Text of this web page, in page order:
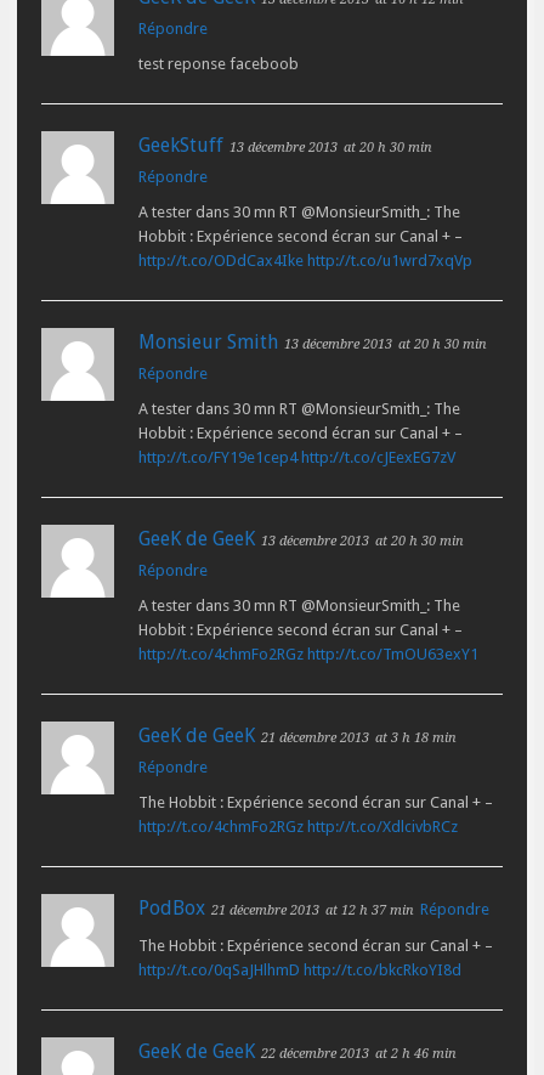
Répondre
test reponse faceboob
GeekStuff 13 décembre 2013 at 20 h 30 min
Répondre
A tester dans 30 mn RT @MonsieurSmith_: The
Hobbit : Expérience second écran sur Canal + –
http://t.co/ODdCax4Ike http://t.co/u1wrd7xqVp
Monsieur Smith 13 décembre 2013 at 20 h 30 min
Répondre
A tester dans 30 mn RT @MonsieurSmith_: The
Hobbit : Expérience second écran sur Canal + –
http://t.co/FY19e1cep4 http://t.co/cJEexEG7zV
GeeK de GeeK 13 décembre 2013 at 20 h 30 min
Répondre
A tester dans 30 mn RT @MonsieurSmith_: The
Hobbit : Expérience second écran sur Canal + –
http://t.co/4chmFo2RGz http://t.co/TmOU63exY1
GeeK de GeeK 21 décembre 2013 at 3 h 18 min
Répondre
The Hobbit : Expérience second écran sur Canal + –
http://t.co/4chmFo2RGz http://t.co/XdlcivbRCz
PodBox 21 décembre 2013 at 12 h 37 min Répondre
The Hobbit : Expérience second écran sur Canal + –
http://t.co/0qSaJHlhmD http://t.co/bkcRkoYI8d
GeeK de GeeK 22 décembre 2013 at 2 h 46 min